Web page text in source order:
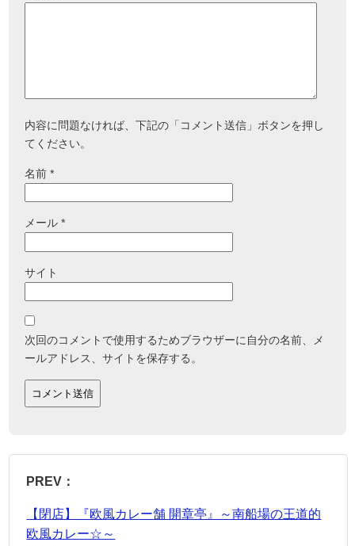
内容に問題なければ、下記の「コメント送信」ボタンを押し
てください。
名前*
メール*
サイト
次回のコメントで使用するためブラウザーに自分の名前、メ
ールアドレス、サイトを保存する。
PREV：
【閉店】『欧風カレー舗 開章亭』～南船場の王道的
欧風カレー☆～